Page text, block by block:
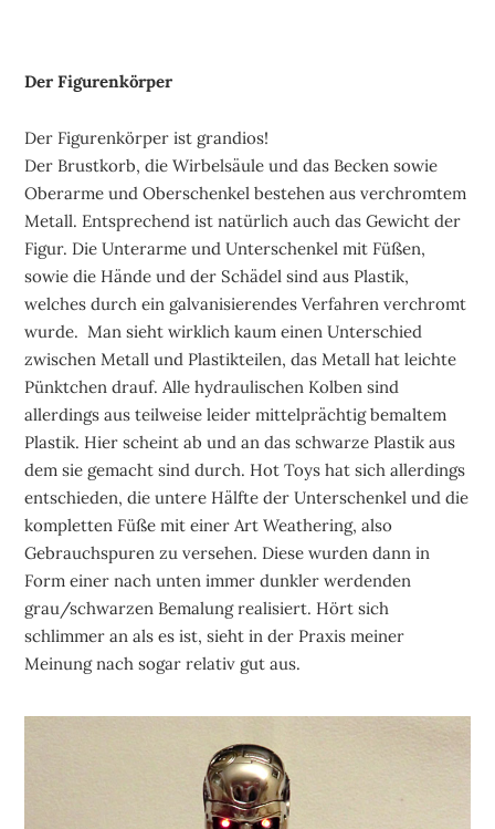
Der Figurenkörper
Der Figurenkörper ist grandios!
Der Brustkorb, die Wirbelsäule und das Becken sowie
Oberarme und Oberschenkel bestehen aus verchromtem
Metall. Entsprechend ist natürlich auch das Gewicht der
Figur. Die Unterarme und Unterschenkel mit Füßen,
sowie die Hände und der Schädel sind aus Plastik,
welches durch ein galvanisierendes Verfahren verchromt
wurde. Man sieht wirklich kaum einen Unterschied
zwischen Metall und Plastikteilen, das Metall hat leichte
Pünktchen drauf. Alle hydraulischen Kolben sind
allerdings aus teilweise leider mittelprächtig bemaltem
Plastik. Hier scheint ab und an das schwarze Plastik aus
dem sie gemacht sind durch. Hot Toys hat sich allerdings
entschieden, die untere Hälfte der Unterschenkel und die
kompletten Füße mit einer Art Weathering, also
Gebrauchspuren zu versehen. Diese wurden dann in
Form einer nach unten immer dunkler werdenden
grau/schwarzen Bemalung realisiert. Hört sich
schlimmer an als es ist, sieht in der Praxis meiner
Meinung nach sogar relativ gut aus.